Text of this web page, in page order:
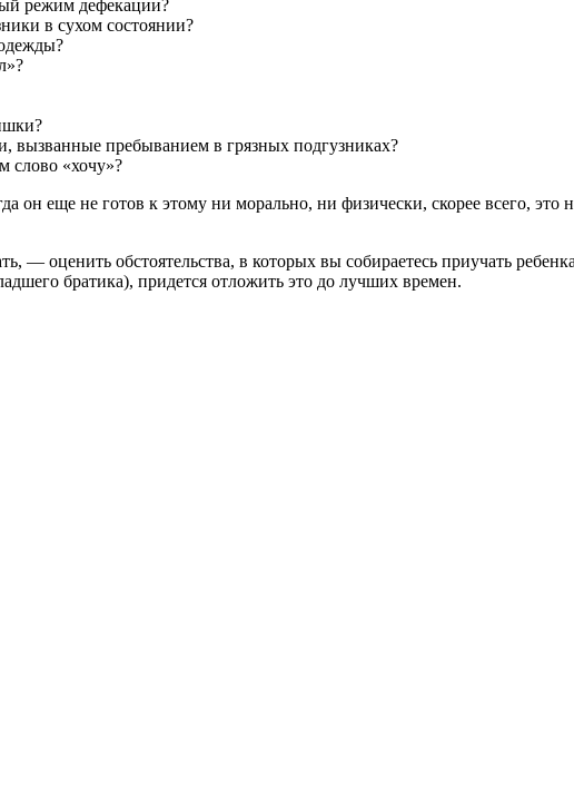
режим дефекации?
в сухом состоянии?
вызванные пребыванием в грязных подгузниках?
слово «хочу»?
он еще не готов к этому ни морально, ни физически, скорее всего,
оценить обстоятельства, в которых вы собираетесь приучать
братика), придется отложить это до лучших времен.